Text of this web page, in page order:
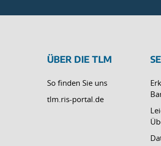
ÜBER DIE TLM
So finden Sie uns
tlm.ris-portal.de